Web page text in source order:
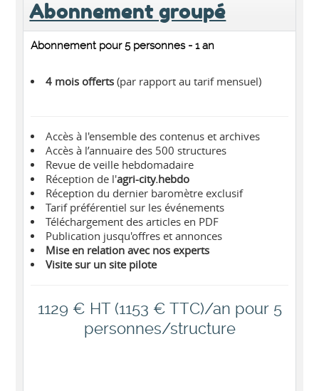
Abonnement groupé
Abonnement pour 5 personnes - 1 an
4 mois offerts(par rapport au tarif mensuel)
Accès à l'ensemble des contenus et archives
Accès à l’annuaire des 500 structures
Revue de veille hebdomadaire
Réception de l'agri-city.hebdo
Réception du dernier baromètre exclusif
Tarif préférentiel sur les événements
Téléchargement des articles en PDF
Publication jusqu'offres et annonces
Mise en relation avec nos experts
Visite sur un site pilote
1129 € HT (1153 € TTC)/an pour 5
personnes/structure